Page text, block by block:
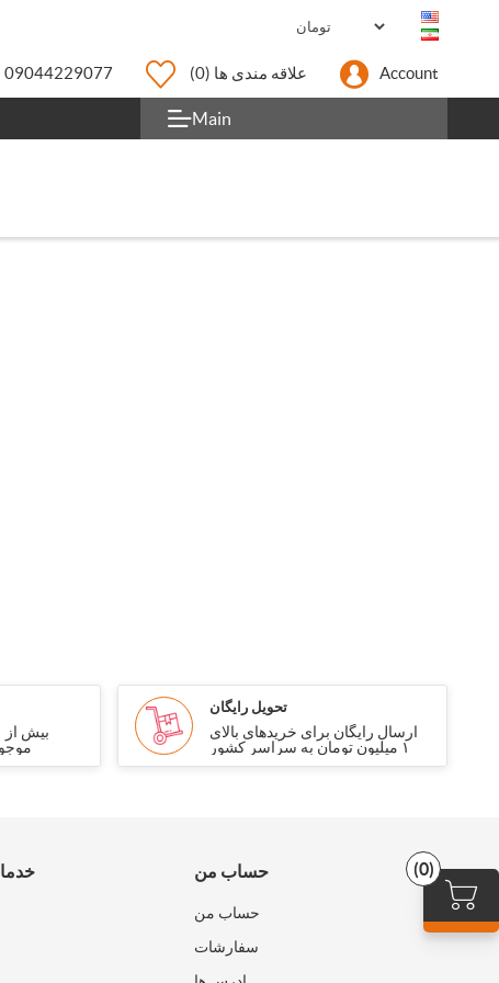
09044229077 علاقه مندی ها (0) Account
(0)
Main
تحویل رایگان
ارسال رایگان برای خریدهای بالای
۱ میلیون تومان به سراسر کشور
حساب من
حساب من
سفارشات